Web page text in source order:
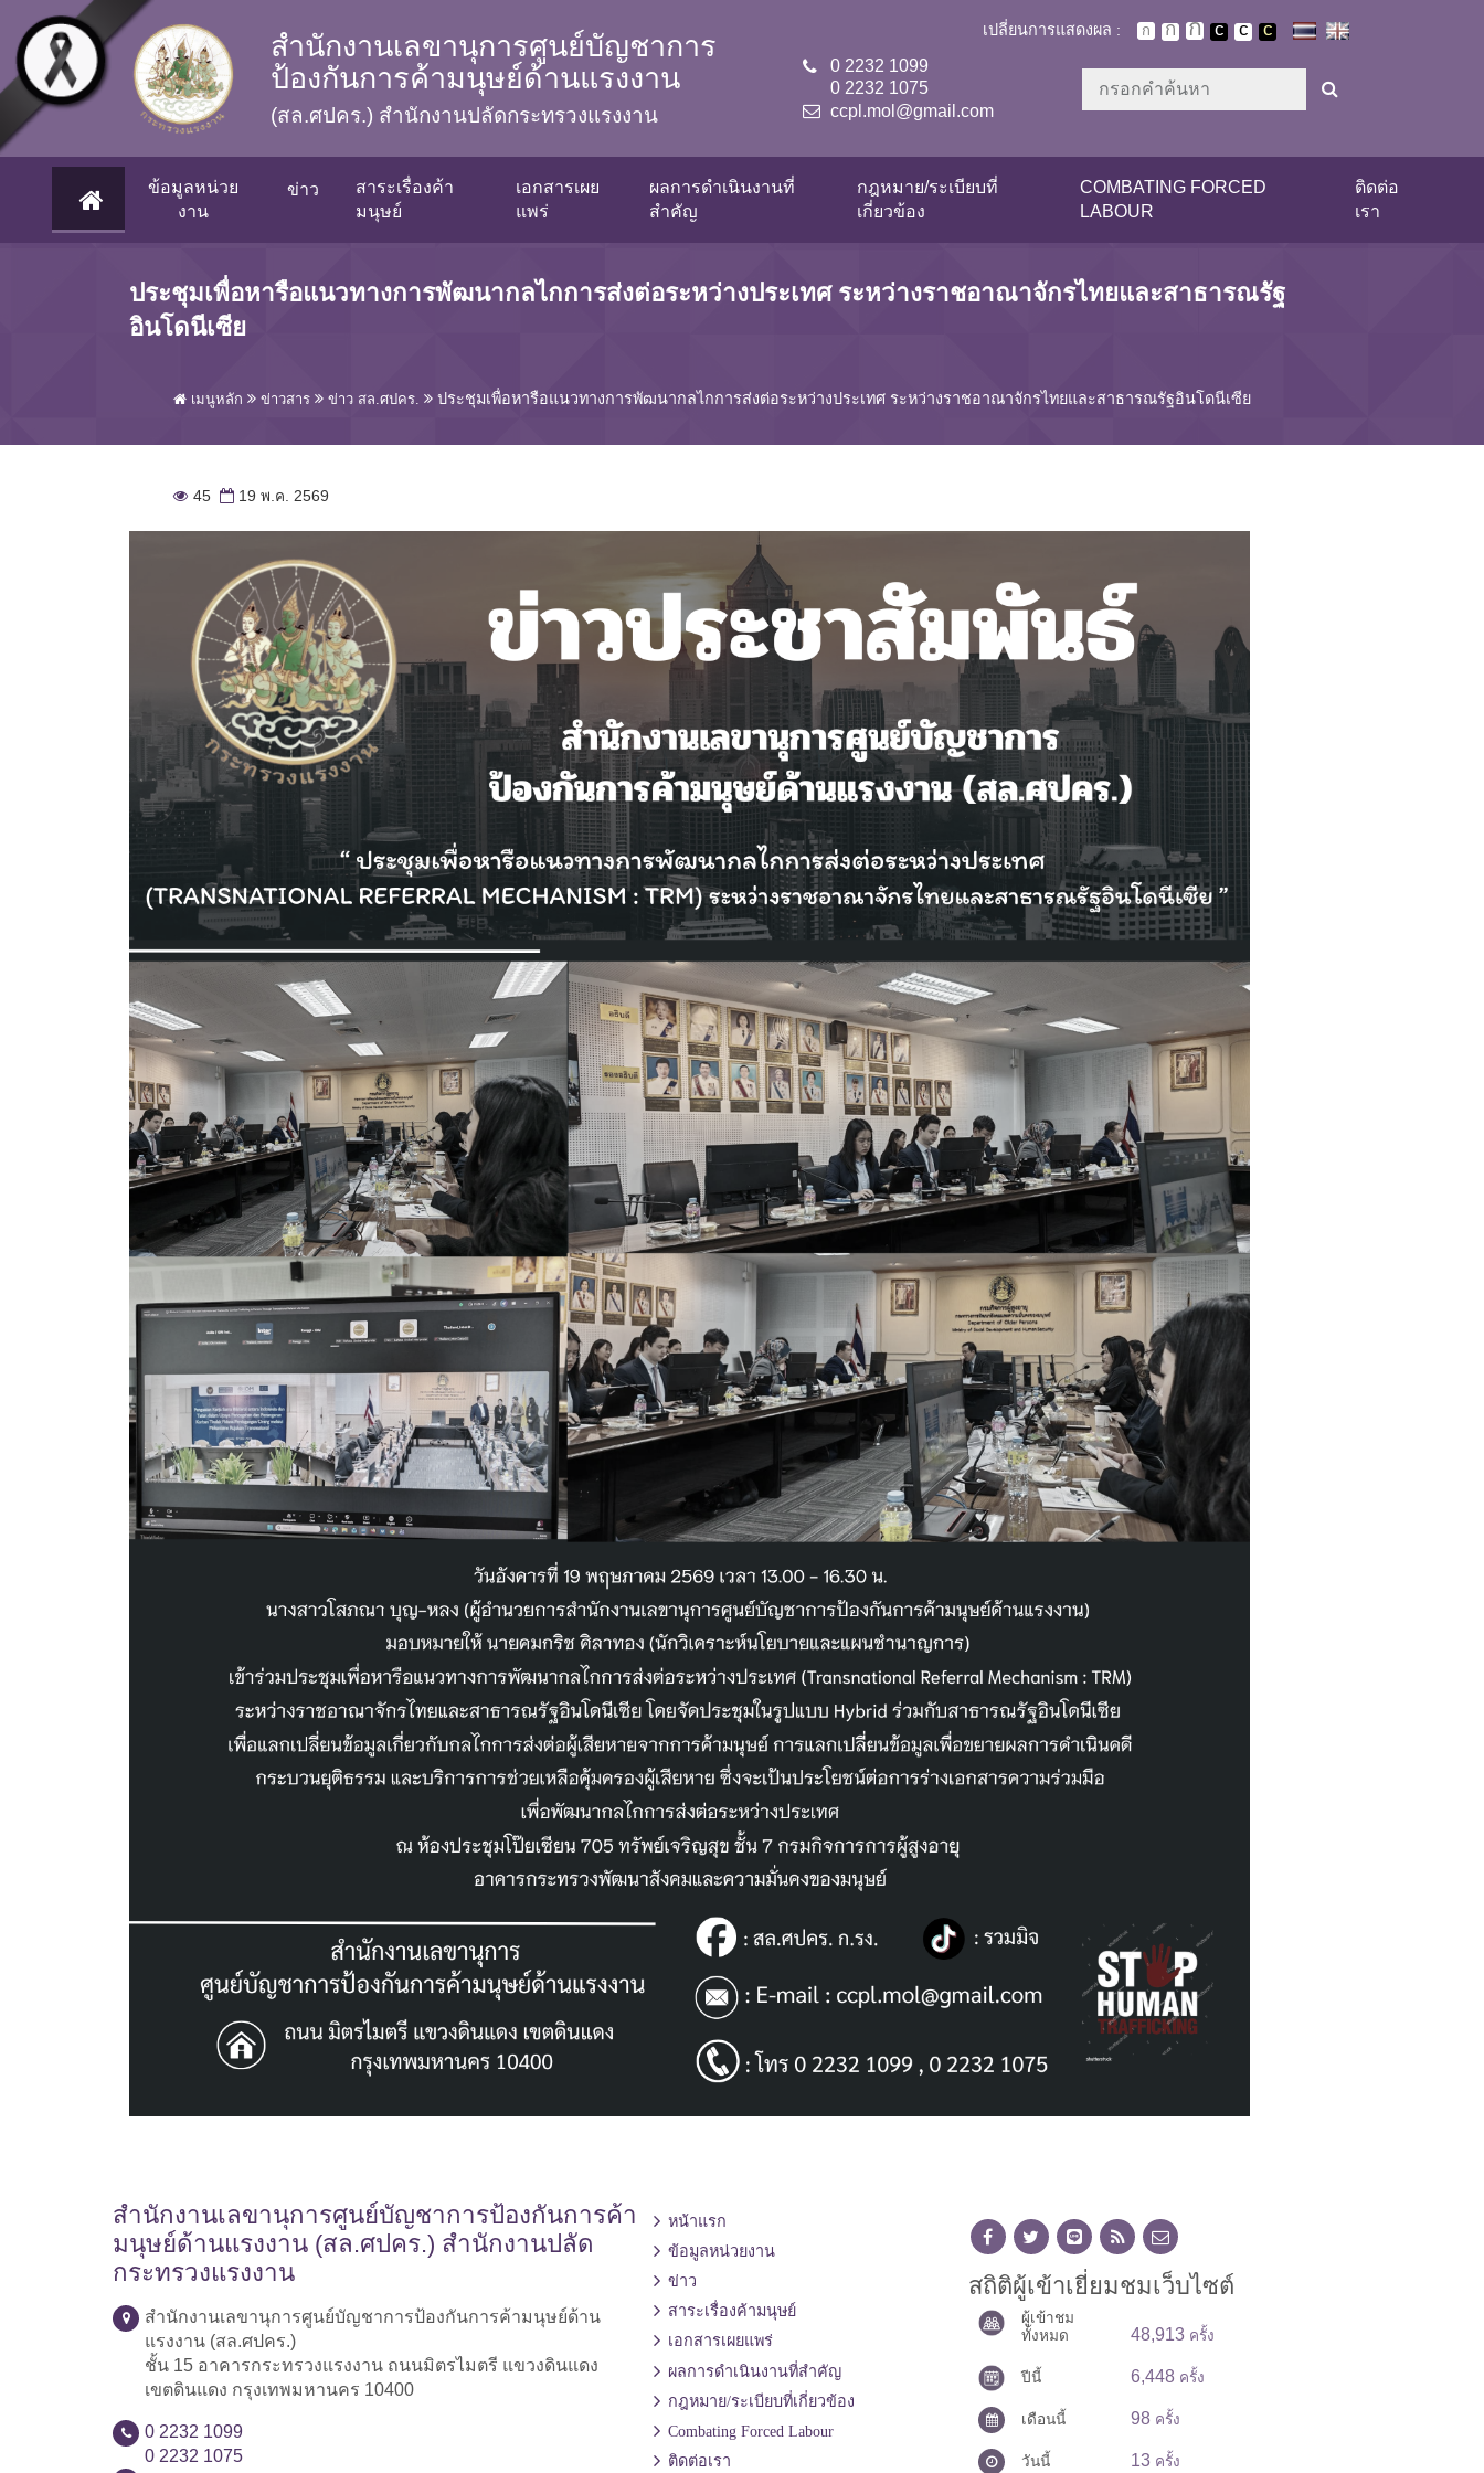
Skip to main content
สำนักงานเลขานุการศูนย์บัญชาการ
ป้องกันการค้ามนุษย์ด้านแรงงาน
(สล.ศปคร.) สำนักงานปลัดกระทรวงแรงงาน
เปลี่ยนการแสดงผล :
0 2232 1099
0 2232 1075
ccpl.mol@gmail.com
(CURRENT)
ข้อมูลหน่วย
งาน
ข่าว
สาระเรื่องค้า
มนุษย์
เอกสารเผย
แพร่
ผลการดำเนินงานที่
สำคัญ
กฎหมาย/ระเบียบที่
เกี่ยวข้อง
COMBATING FORCED
LABOUR
ติดต่อ
เรา
ประชุมเพื่อหารือแนวทางการพัฒนากลไกการส่งต่อระหว่างประเทศ ระหว่างราชอาณาจักรไทยและสาธารณรัฐ
อินโดนีเซีย
เมนูหลัก ข่าวสาร ข่าว สล.ศปคร. ประชุมเพื่อหารือแนวทางการพัฒนากลไกการส่งต่อระหว่างประเทศ ระหว่างราชอาณาจักรไทยและสาธารณรัฐอินโดนีเซีย
45 19 พ.ค. 2569
สำนักงานเลขานุการศูนย์บัญชาการป้องกันการค้า
มนุษย์ด้านแรงงาน (สล.ศปคร.) สำนักงานปลัด
กระทรวงแรงงาน
สำนักงานเลขานุการศูนย์บัญชาการป้องกันการค้ามนุษย์ด้าน
แรงงาน (สล.ศปคร.)
ชั้น 15 อาคารกระทรวงแรงงาน ถนนมิตรไมตรี แขวงดินแดง
เขตดินแดง กรุงเทพมหานคร 10400
0 2232 1099
0 2232 1075
หน้าแรก
ข้อมูลหน่วยงาน
ข่าว
สาระเรื่องค้ามนุษย์
เอกสารเผยแพร่
ผลการดำเนินงานที่สำคัญ
กฎหมาย/ระเบียบที่เกี่ยวข้อง
Combating Forced Labour
ติดต่อเรา
สถิติผู้เข้าเยี่ยมชมเว็บไซต์
ผู้เข้าชม
ทั้งหมด
48,913 ครั้ง
ปีนี้ 6,448 ครั้ง
เดือนนี้ 98 ครั้ง
วันนี้ 13 ครั้ง